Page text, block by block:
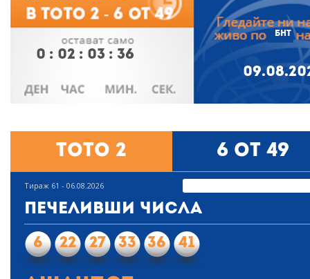
0 : 02 : 03 : 35
БНТ
Тото 2 6 от 49
Тираж 61 - 06.08.2026
Печеливши числа
6 22 27 33 36 41